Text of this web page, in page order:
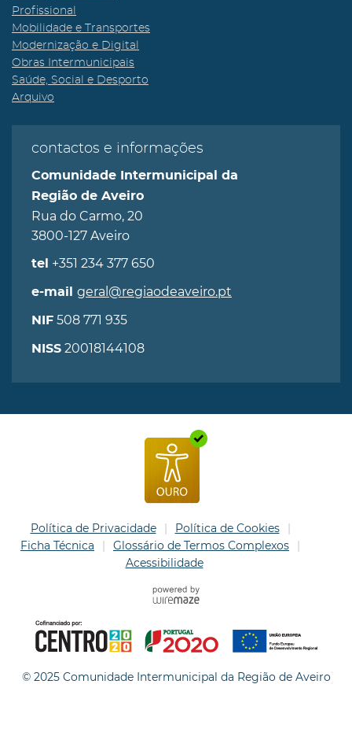
Profissional
Mobilidade e Transportes
Modernização e Digital
Obras Intermunicipais
Saúde, Social e Desporto
Arquivo
contactos e informações
Comunidade Intermunicipal da
Região de Aveiro
Rua do Carmo, 20
3800-127 Aveiro
tel +351 234 377 650
e-mail geral@regiaodeaveiro.pt
NIF 508 771 935
NISS 20018144108
Política de Privacidade
Política de Cookies
Ficha Técnica
Glossário de Termos Complexos
Acessibilidade
© 2025 Comunidade Intermunicipal da Região de Aveiro